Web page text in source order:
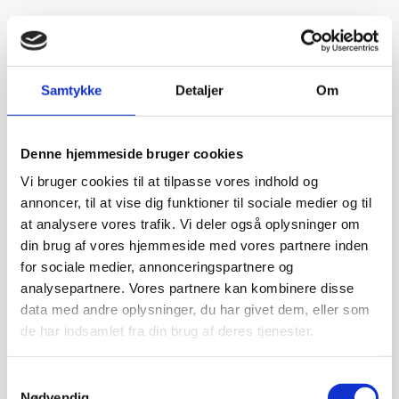
Samtykke Detaljer Om
Denne hjemmeside bruger cookies
Vi bruger cookies til at tilpasse vores indhold og
annoncer, til at vise dig funktioner til sociale medier og til
at analysere vores trafik. Vi deler også oplysninger om
din brug af vores hjemmeside med vores partnere inden
for sociale medier, annonceringspartnere og
analysepartnere. Vores partnere kan kombinere disse
data med andre oplysninger, du har givet dem, eller som
de har indsamlet fra din brug af deres tjenester.
ikke har levering direkte, uden problemer. Jeg kan i høj grad
anbefale Gastrobutikken – som både på priser og service er noget
ud over det sædvanlige.”
Vurderet af Peter Holm
“Fedt sted for den lille mand der gerne vil købe lidt af det de proff
“Fin fyr, der løste opgaven”
Vurderet af Marlu
“Første gang jeg har handlet her,men helt sikkert ikke sidste
gang,Go service og en super flink sælger i røret Kan klart anbefale
at handle her”
Vurderet af Ole
“Glade gutter svarer meget klart og for gjort det arb, de lover med
bravør”
“God faglig og personlig betjening.”